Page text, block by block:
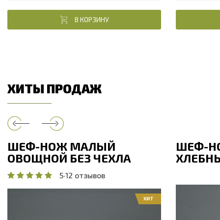
В КОРЗИНУ
ХИТЫ ПРОДАЖ
ШЕФ-НОЖ МАЛЫЙ
ОВОЩНОЙ БЕЗ ЧЕХЛА
5·12 отзывов
ХИТ
ШЕФ-